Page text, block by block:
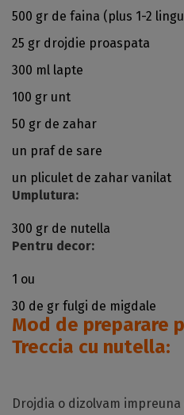
500 gr de faina (plus 1-2
25 gr drojdie proaspata
300 ml lapte
100 gr unt
50 gr de zahar
un praf de sare
un pliculet de zahar vanilat
Umplutura:
300 gr de nutella
Pentru decor:
1 ou
30 de gr fulgi de migdale
Mod de preparare
Treccia cu nutella:
Drojdia o dizolvam